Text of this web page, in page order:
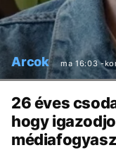
Arcok ma 16:03 -
26 éves
hogy